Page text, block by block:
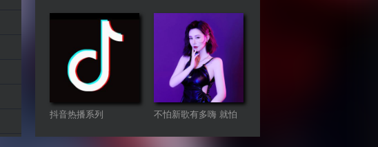
曲合集
抖音热播系列
不怕新歌有多嗨 就怕